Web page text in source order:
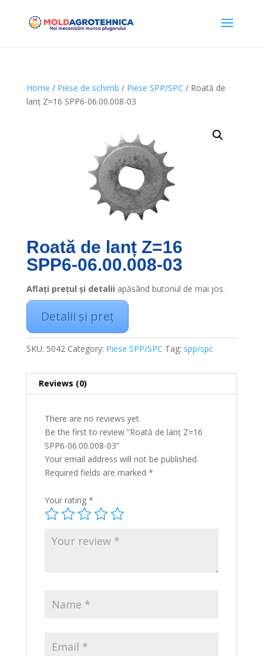
Home / Piese de schimb / Piese SPP/SPC / Roată de
lanț Z=16 SPP6-06.00.008-03
Roată de lanț Z=16
SPP6-06.00.008-03
Aflați prețul și detalii apăsând butonul de mai jos.
Detalii și preț
SKU: 5042 Category: Piese SPP/SPC Tag: spp/spc
Reviews (0)
There are no reviews yet.
Be the first to review “Roată de lanț Z=16
SPP6-06.00.008-03”
Your email address will not be published.
Required fields are marked *
Your rating *